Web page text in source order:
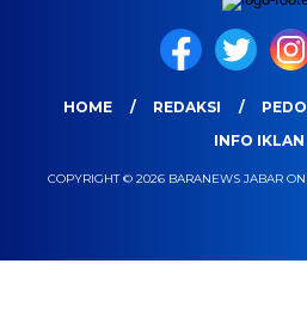
HOME REDAKSI
INFO IKLAN
COPYRIGHT © 2026 BARANEWS JABAR